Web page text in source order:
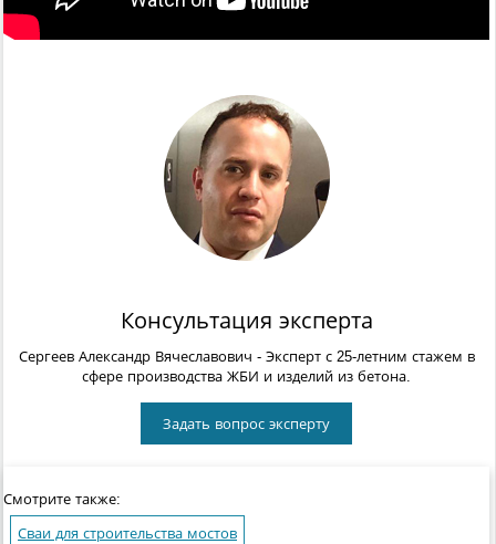
Консультация эксперта
Сергеев Александр Вячеславович - Эксперт с 25-летним стажем в
сфере производства ЖБИ и изделий из бетона.
Задать вопрос эксперту
Смотрите также:
Сваи для строительства мостов